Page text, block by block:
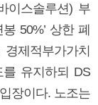
이스솔루션) 부
50%’ 상한 폐
제적부가가치
를 유지하되 DS
장이다. 노조는